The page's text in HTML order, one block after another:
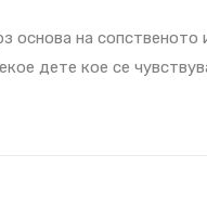
основа на сопственото
дете кое се